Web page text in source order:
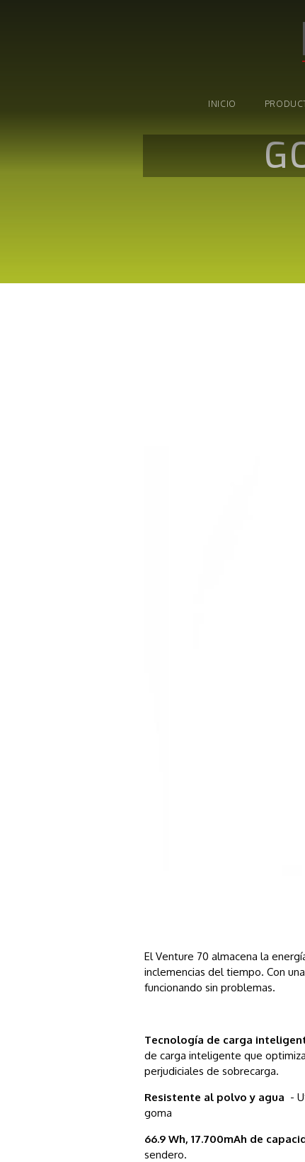
INICIO
El Venture 70 almacena la
inclemencias del tiempo. Con
funcionando sin problemas.
Tecnología de carga
de carga inteligente que
perjudiciales de sobrecarga.
Resistente al polvo y agua -
goma
66.9 Wh, 17.700mAh de
sendero.